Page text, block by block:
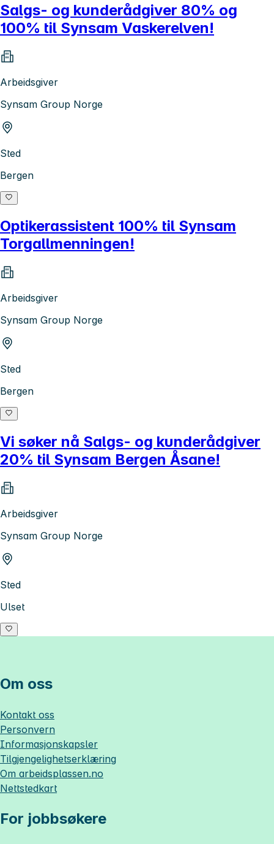
Salgs- og kunderådgiver 80% og
100% til Synsam Vaskerelven!
Arbeidsgiver
Synsam Group Norge
Sted
Bergen
Optikerassistent 100% til Synsam
Torgallmenningen!
Arbeidsgiver
Synsam Group Norge
Sted
Bergen
Vi søker nå Salgs- og kunderådgiver
20% til Synsam Bergen Åsane!
Arbeidsgiver
Synsam Group Norge
Sted
Ulset
Om oss
Kontakt oss
Personvern
Informasjonskapsler
Tilgjengelighetserklæring
Om arbeidsplassen.no
Nettstedkart
For jobbsøkere